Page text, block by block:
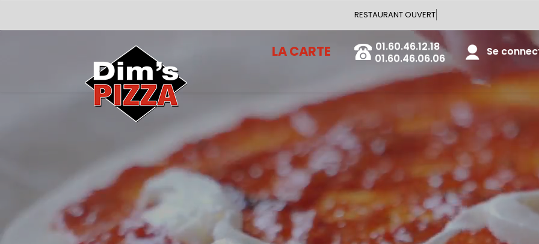
Vous pouvez commander v
LA CARTE
01.60.46.12.18
01.60.46.06.06
Se